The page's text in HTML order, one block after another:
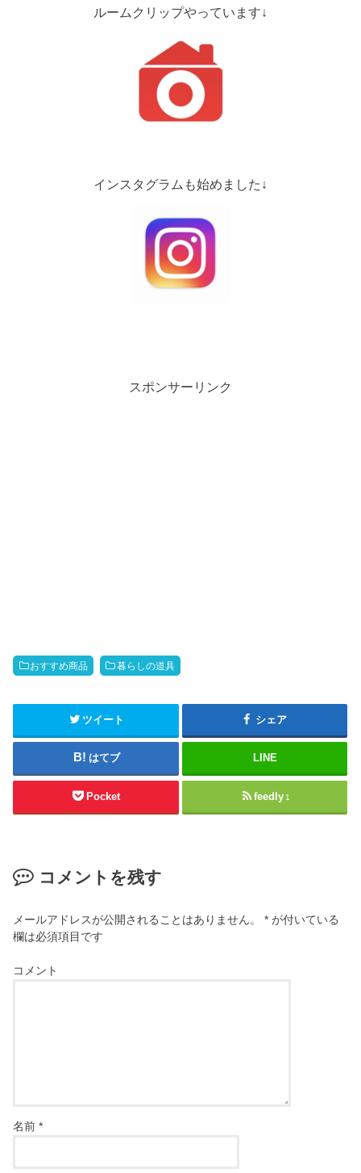
ルームクリップやっています↓
インスタグラムも始めました↓
スポンサーリンク
おすすめ商品 暮らしの道具
ツイート シェア
はてブ LINE
Pocket feedly 1
コメントを残す
メールアドレスが公開されることはありません。 * が付いている
欄は必須項目です
コメント
名前*